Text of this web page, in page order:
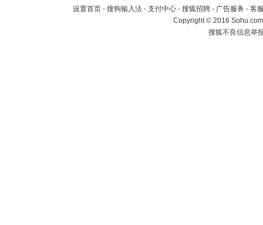
设置首页 - 搜狗输入法 - 支付中心 - 搜狐招聘 - 广告服务 - 客
Copyright©2016
搜狐不良信息举